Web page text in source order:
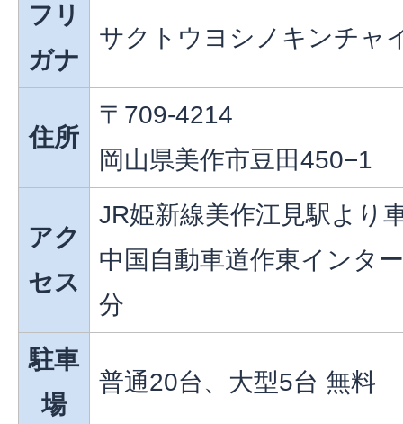
フリ
ガナ
サクトウヨシノキンチャ
住所
〒709-4214
岡山県美作市豆田450−1
アク
セス
JR姫新線美作江見駅より
中国自動車道作東インタ
分
駐車
場
普通20台、大型5台 無料